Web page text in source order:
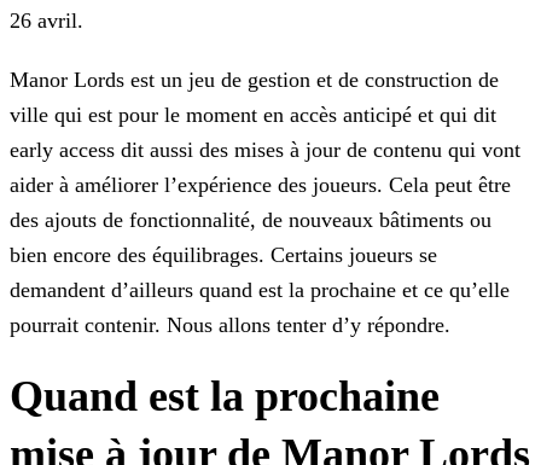
26 avril.
Manor Lords est un jeu de gestion et de construction de
ville qui est pour le moment en accès anticipé et qui dit
early access dit aussi des mises à jour de contenu qui vont
aider à améliorer l’expérience des joueurs. Cela peut être
des ajouts de fonctionnalité, de nouveaux bâtiments ou
bien encore des équilibrages. Certains joueurs se
demandent d’ailleurs quand est la prochaine et ce qu’elle
pourrait contenir. Nous allons tenter d’y répondre.
Quand est la prochaine
mise à jour de Manor Lords